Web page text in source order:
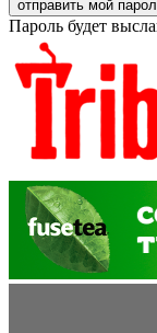
Пароль будет